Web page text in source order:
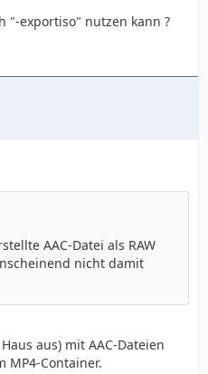
"-exportiso" nutzen kann ?
AAC-Datei als RAW
nicht damit
aus) mit AAC-Dateien
MP4-Container.